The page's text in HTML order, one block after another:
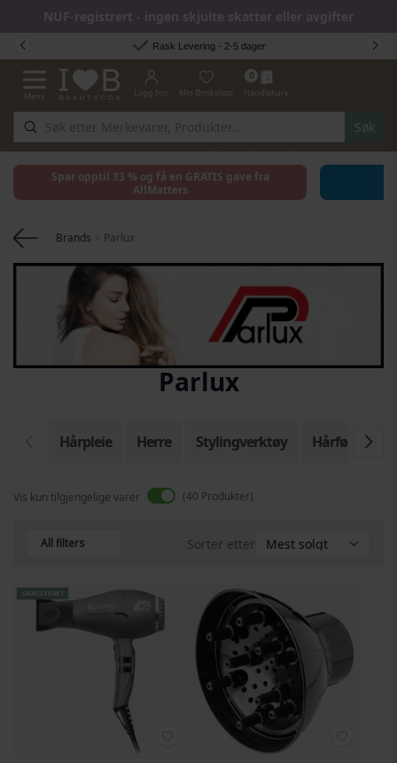
NUF-registrert - ingen skjulte skatter eller avgifter
Hopp til innhold
Rask Levering - 2-5 dager
Toggle Nav
Meny
Søk
Logg Inn Min Ønskeliste
0
Handlekurv
Spar opptil 33 % og få en GRATIS gave fra
AllMatters
Brands Parlux
Parlux
Hårpleie Herre Stylingverktøy Hårføner
Vis kun tilgjengelige varer 40 Produkter
All filters Sorter etter
GRATIS FRAKT